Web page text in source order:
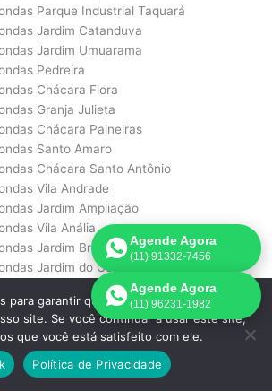
Parque Industrial Taquará
Jardim Catanduva
Jardim Umuarama
Pedreira
Chácara Flora
Granja Julieta
Chácara Paineiras
Santo Amaro
Chácara Santo Antônio
Vila Andrade
Jardim Ampliação
Vila Anália
Jardim Bronzato
Jardim do Colégio
Vila Ernesto
Jardim Eunice
Jardim Fonte do Morumbi
Jardim Helena
Jardim Morumbi
Agende Agora
(11) 91332-7456
Agende Agora
(11) 96231-1982
para garantir que oferecemos a melhor
site. Se você continuar a usar este site,
que você está satisfeito com ele.
Política de Privacidade